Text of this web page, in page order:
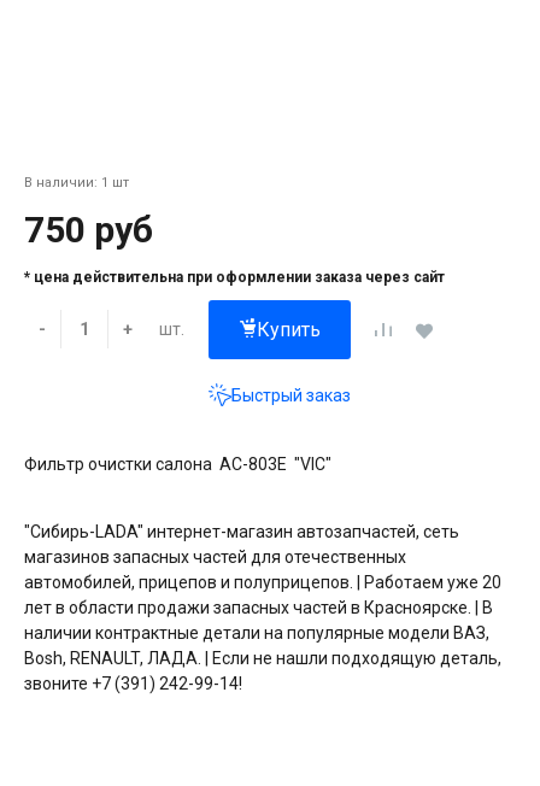
В наличии: 1 шт
750 руб
* цена действительна при оформлении заказа через сайт
- + шт. Купить
Быстрый заказ
Фильтр очистки салона АС-803Е "VIC"
"Сибирь-LADA" интернет-магазин автозапчастей, сеть
магазинов запасных частей для отечественных
автомобилей, прицепов и полуприцепов. | Работаем уже 20
лет в области продажи запасных частей в Красноярске. | В
наличии контрактные детали на популярные модели ВАЗ,
Bosh, RENAULT, ЛАДА. | Если не нашли подходящую деталь,
звоните +7 (391) 242-99-14!